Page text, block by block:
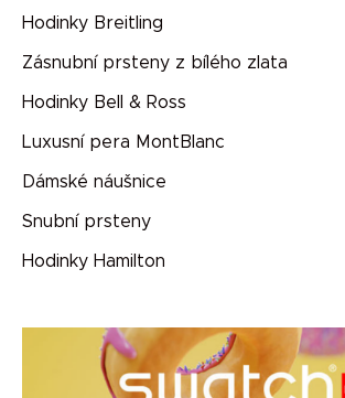
Hodinky Breitling
Zásnubní prsteny z bílého zlata
Hodinky Bell & Ross
Luxusní pera MontBlanc
Dámské náušnice
Snubní prsteny
Hodinky Hamilton